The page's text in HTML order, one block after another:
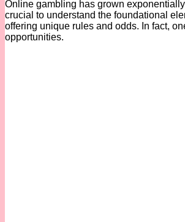
Online gambling has grown
crucial to understand the foundational
offering unique rules and odds. In fact,
opportunities.